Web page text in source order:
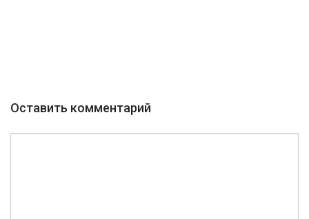
Оставить комментарий